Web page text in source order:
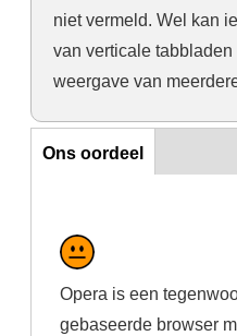
niet vermeld. Wel kan
van verticale
weergave van
Ons oordeel
Ons oordeel
Opera is een
gebaseerde browser